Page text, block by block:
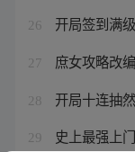
26 开局签到满
27 庶女攻略改
28 开局十连抽
29 史上最强上